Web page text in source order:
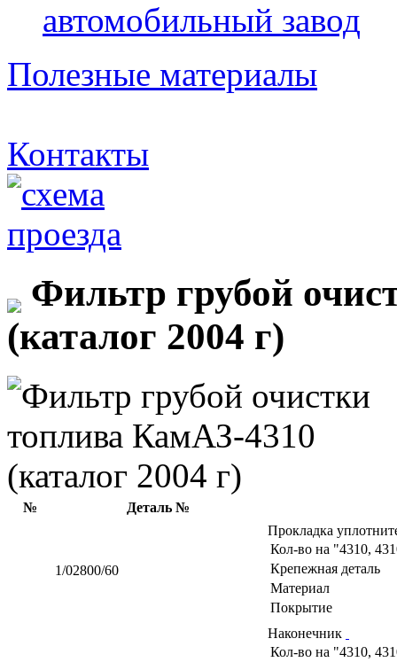
автомобильный завод
Полезные материалы
Контакты
Фильтр грубой
(каталог 2004 г)
№ Деталь №
1/02800/60
Прокладка
Кол-во на "4310,
Крепежная деталь
Материал
Покрытие
Наконечник
Кол-во на "4310,